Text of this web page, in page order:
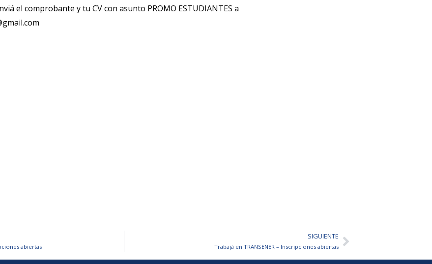
el comprobante y tu CV con asunto PROMO ESTUDIANTES a
abiertas
SIGUIENTE
Trabajá en TRANSENER – Inscripciones abiertasSiguiente